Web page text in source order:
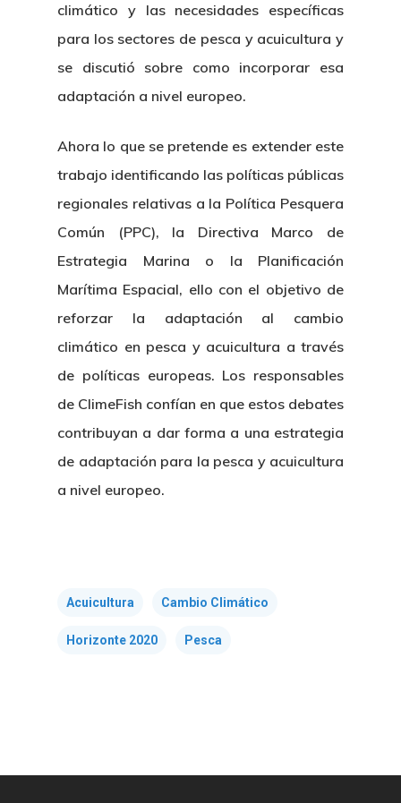
climático y las necesidades específicas
para los sectores de pesca y acuicultura y
se discutió sobre como incorporar esa
adaptación a nivel europeo.
Ahora lo que se pretende es extender este
trabajo identificando las políticas públicas
regionales relativas a la Política Pesquera
Común (PPC), la Directiva Marco de
Estrategia Marina o la Planificación
Marítima Espacial, ello con el objetivo de
reforzar la adaptación al cambio
climático en pesca y acuicultura a través
de políticas europeas. Los responsables
de ClimeFish confían en que estos debates
contribuyan a dar forma a una estrategia
de adaptación para la pesca y acuicultura
a nivel europeo.
Acuicultura Cambio Climático
Horizonte 2020 Pesca